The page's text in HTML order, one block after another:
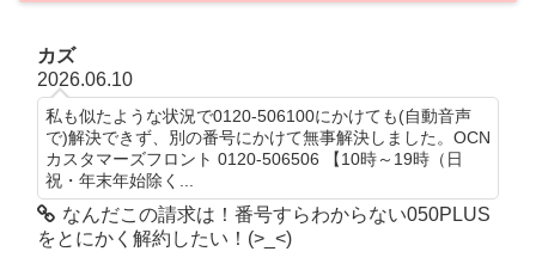
カズ
2026.06.10
私も似たような状況で0120-506100にかけても(自動音声
で)解決できず、別の番号にかけて無事解決しました。OCN
カスタマーズフロント 0120-506506 【10時～19時（日
祝・年末年始除く...
なんだこの請求は！番号すらわからない050PLUS
をとにかく解約したい！(>_<)